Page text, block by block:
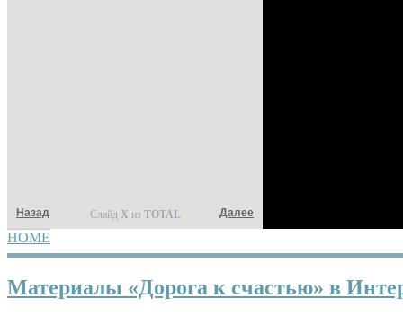
Слайд X из TOTAL
Назад Далее
YOU ARE HERE
HOME
Материалы «Дорога к счастью» в